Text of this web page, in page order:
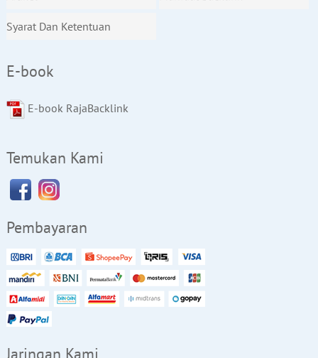
Syarat Dan Ketentuan
E-book
E-book RajaBacklink
Temukan Kami
Pembayaran
Jaringan Kami